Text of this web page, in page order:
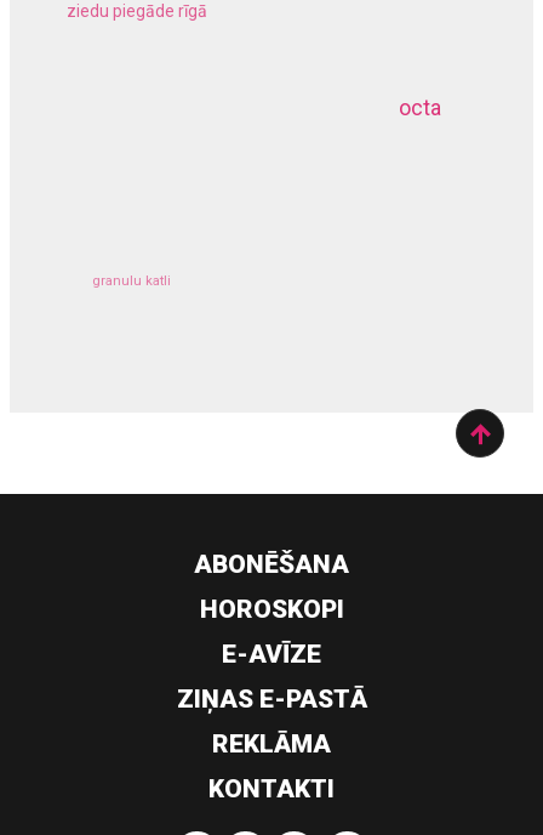
octa
ziedu piegāde rīgā
granulu katli
dziļurbums
ABONĒŠANA
HOROSKOPI
E-AVĪZE
ZIŅAS E-PASTĀ
REKLĀMA
KONTAKTI